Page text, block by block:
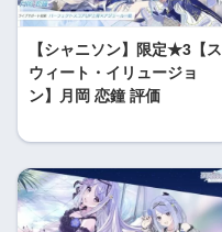
【シャニソン】限定★3【ス
ウィート・イリュージョ
ン】月岡 恋鐘 評価